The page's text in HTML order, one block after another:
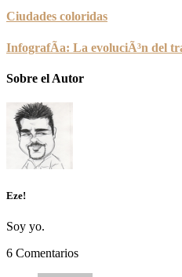
Ciudades coloridas
InfografÃ­a: La evoluciÃ³n del
Sobre el Autor
Eze!
Soy yo.
6 Comentarios